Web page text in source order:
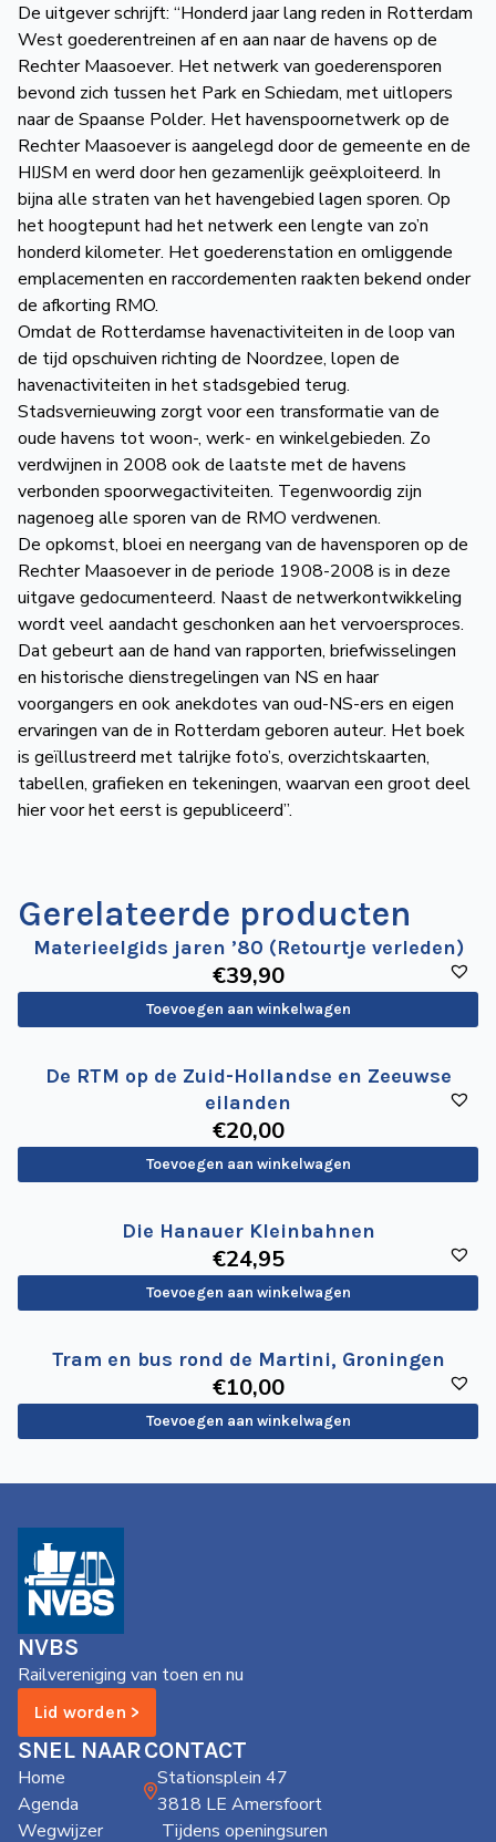
De uitgever schrijft: “Honderd jaar lang reden in Rotterdam
West goederentreinen af en aan naar de havens op de
Rechter Maasoever. Het netwerk van goederensporen
bevond zich tussen het Park en Schiedam, met uitlopers
naar de Spaanse Polder. Het havenspoornetwerk op de
Rechter Maasoever is aangelegd door de gemeente en de
HIJSM en werd door hen gezamenlijk geëxploiteerd. In
bijna alle straten van het havengebied lagen sporen. Op
het hoogtepunt had het netwerk een lengte van zo’n
honderd kilometer. Het goederenstation en omliggende
emplacementen en raccordementen raakten bekend onder
de afkorting RMO.
Omdat de Rotterdamse havenactiviteiten in de loop van
de tijd opschuiven richting de Noordzee, lopen de
havenactiviteiten in het stadsgebied terug.
Stadsvernieuwing zorgt voor een transformatie van de
oude havens tot woon-, werk- en winkelgebieden. Zo
verdwijnen in 2008 ook de laatste met de havens
verbonden spoorwegactiviteiten. Tegenwoordig zijn
nagenoeg alle sporen van de RMO verdwenen.
De opkomst, bloei en neergang van de havensporen op de
Rechter Maasoever in de periode 1908-2008 is in deze
uitgave gedocumenteerd. Naast de netwerkontwikkeling
wordt veel aandacht geschonken aan het vervoersproces.
Dat gebeurt aan de hand van rapporten, briefwisselingen
en historische dienstregelingen van NS en haar
voorgangers en ook anekdotes van oud-NS-ers en eigen
ervaringen van de in Rotterdam geboren auteur. Het boek
is geïllustreerd met talrijke foto’s, overzichtskaarten,
tabellen, grafieken en tekeningen, waarvan een groot deel
hier voor het eerst is gepubliceerd”.
Gerelateerde producten
Materieelgids jaren ’80 (Retourtje verleden)
€39,90
Toevoegen aan winkelwagen
De RTM op de Zuid-Hollandse en Zeeuwse
eilanden
€20,00
Toevoegen aan winkelwagen
Die Hanauer Kleinbahnen
€24,95
Toevoegen aan winkelwagen
Tram en bus rond de Martini, Groningen
€10,00
Toevoegen aan winkelwagen
NVBS
Railvereniging van toen en nu
Lid worden >
SNEL NAAR
Home
Agenda
Wegwijzer
CONTACT
Stationsplein 47
3818 LE Amersfoort
Tijdens openingsuren